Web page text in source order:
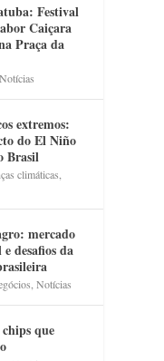
Festival
Caiçara
Praça da
Notícias
extremos:
do El Niño
Brasil
climáticas
mercado
desafios da
,Notícias
que